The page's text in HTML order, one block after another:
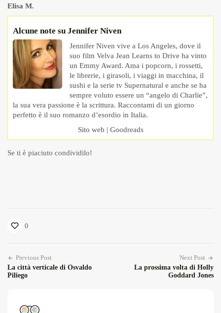
Elisa M.
Alcune note su Jennifer Niven
Jennifer Niven vive a Los Angeles, dove il
suo film Velva Jean Learns to Drive ha vinto
un Emmy Award. Ama i popcorn, i rossetti,
le librerie, i girasoli, i viaggi in macchina, il
sushi e la serie tv Supernatural e anche se ha
sempre voluto essere un “angelo di Charlie”,
la sua vera passione è la scrittura. Raccontami di un giorno
perfetto è il suo romanzo d’esordio in Italia.
Sito web | Goodreads
Se ti è piaciuto condividilo!
0
Previous Post
La città verticale di Osvaldo
Piliego
Next Post
La prossima volta di Holly
Goddard Jones